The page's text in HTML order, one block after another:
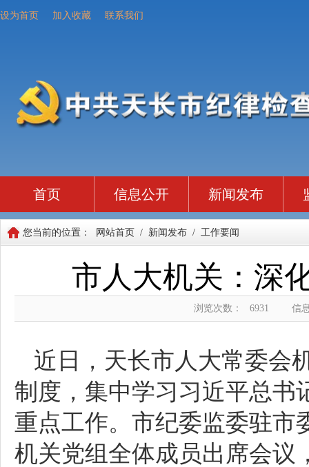
设为首页 加入收藏 联系我们
首页 信息公开 新闻发布
您当前的位置： 网站首页 / 新闻发布 / 工作要闻
市人大机关：深
浏览次数： 6931 信
近日，天长市人大常委会
制度，集中学习习近平总书
重点工作。市纪委监委驻市
机关党组全体成员出席会议